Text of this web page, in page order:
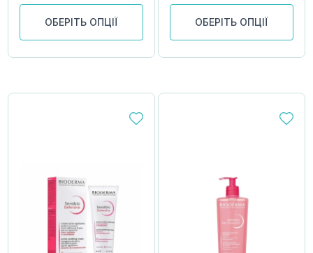
ОБЕРІТЬ ОПЦІЇ ОБЕРІТЬ ОПЦІЇ